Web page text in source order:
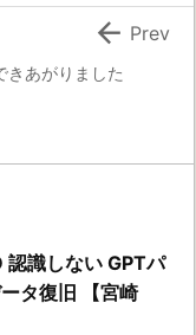
きあがりました
 Prev
認識しない GPTパ
タ復旧 【宮崎